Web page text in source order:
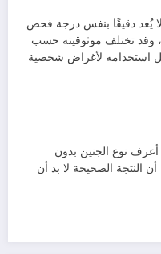
يُعد دقيقًا بنفس درجة فحص
الحمض النووي الخالي من الخلايا NIPT، وقد تختلف موثوقيته حسب
استخدامه لأغراض شخصية
نوع الجنين بدون
النتجة الصحيحة لا بد أن